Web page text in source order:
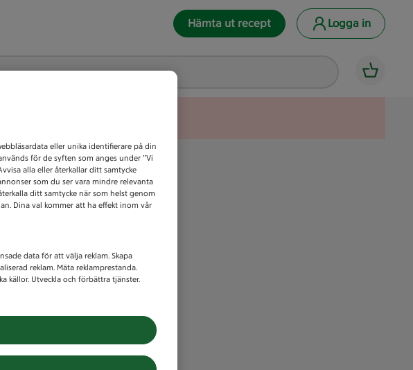
Hämta ut recept Logga in
eller unika identifierare på din
för de syften som anges under ”Vi
alla eller återkallar ditt samtycke
som du ser vara mindre relevanta
ditt samtycke när som helst genom
Dina val kommer att ha effekt inom vår
data för att välja reklam. Skapa
reklam. Mäta reklamprestanda.
källor. Utveckla och förbättra tjänster.